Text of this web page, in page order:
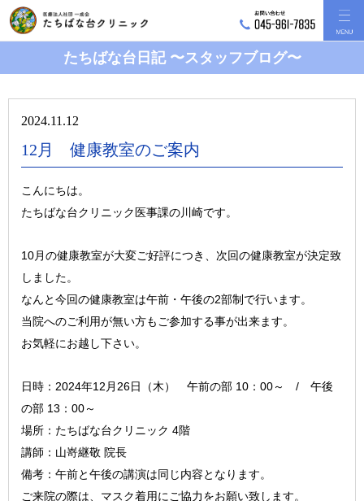
たちばな台日記 〜スタッフブログ〜
2024.11.12
12月 健康教室のご案内
こんにちは。
たちばな台クリニック医事課の川崎です。
10月の健康教室が大変ご好評につき、次回の健康教室が決定致
しました。
なんと今回の健康教室は午前・午後の2部制で行います。
当院へのご利用が無い方もご参加する事が出来ます。
お気軽にお越し下さい。
日時：2024年12月26日（木） 午前の部 10：00～ / 午後
の部 13：00～
場所：たちばな台クリニック 4階
講師：山嵜継敬 院長
備考：午前と午後の講演は同じ内容となります。
ご来院の際は、マスク着用にご協力をお願い致します。